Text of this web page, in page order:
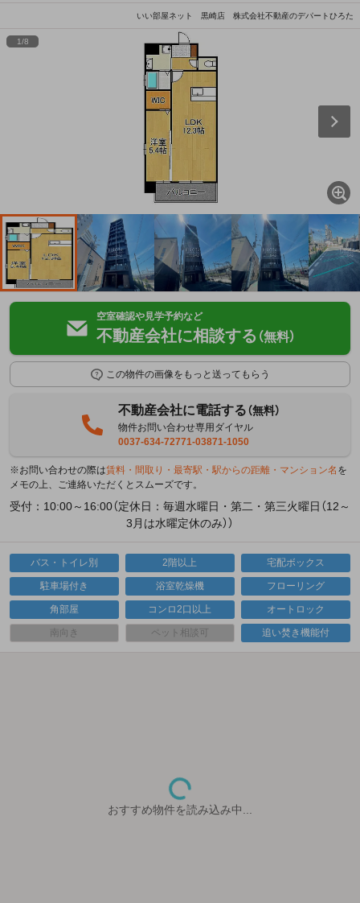
いい部屋ネット 黒崎店 株式会社不動産のデパートひろた
1/8
空室確認や見学予約など
不動産会社に相談する （無料）
この物件の画像をもっと送ってもらう
不動産会社に電話する（無料）
物件お問い合わせ専用ダイヤル
0037-634-72771-03871-1050
※お問い合わせの際は賃料・間取り・最寄駅・駅からの距離・マンション名 を
メモの上、ご連絡いただくとスムーズです。
受付：10:00～16:00（定休日：毎週水曜日・第二・第三火曜日（12～
3月は水曜定休のみ））
バス・トイレ別 2階以上 宅配ボックス
駐車場付き 浴室乾燥機 フローリング
角部屋 コンロ2口以上 オートロック
南向き ペット相談可 追い焚き機能付
おすすめ物件を読み込み中...